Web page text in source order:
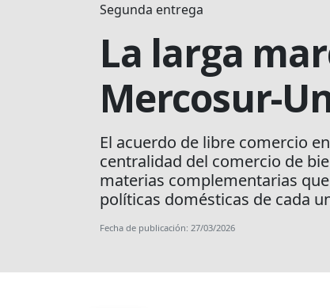
Segunda entrega
La larga
Mercosur-
El acuerdo de libre comercio
centralidad del comercio de
materias complementarias
políticas domésticas de cada
Fecha de publicación: 27/03/2026